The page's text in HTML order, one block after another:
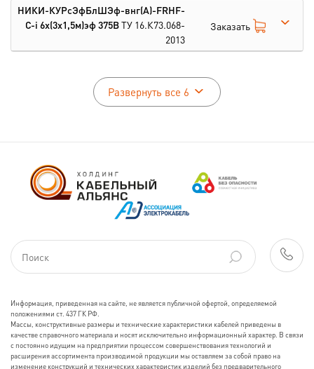
НИКИ-КУРсЭфБлШЭф-внг(А)-FRHF-
С-i 6х(3х1,5м)эф 375ВТУ 16.К73.068-
2013
Заказать
Развернуть все 6
Информация, приведенная на сайте, не является публичной офертой, определяемой
положениями ст. 437 ГК РФ.
Массы, конструктивные размеры и технические характеристики кабелей приведены в
качестве справочного материала и носят исключительно информационный характер. В связи
с постоянно идущим на предприятии процессом совершенствования технологий и
расширения ассортимента производимой продукции мы оставляем за собой право на
изменение конструкций и технических характеристик изделий без предварительного